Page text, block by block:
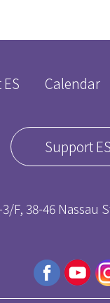
Calendar
Support ES
F, 38-46